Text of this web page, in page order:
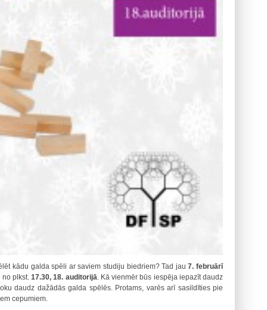
kādu galda spēli ar saviem studiju biedriem? Tad jau7. februārī
no plkst.17.30, 18. auditorijā. Kā vienmēr būs iespēja iepazīt daudz
daudz dažādās galda spēlēs. Protams, varēs arī sasildīties pie
cepumiem.